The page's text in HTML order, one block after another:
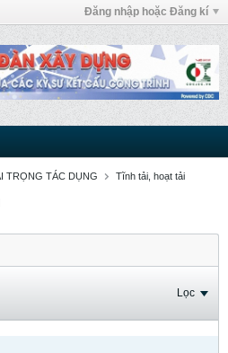
Đăng nhập hoặc Đăng kí
TRỌNG TÁC DỤNG Tĩnh tải, hoạt tải
Lọc